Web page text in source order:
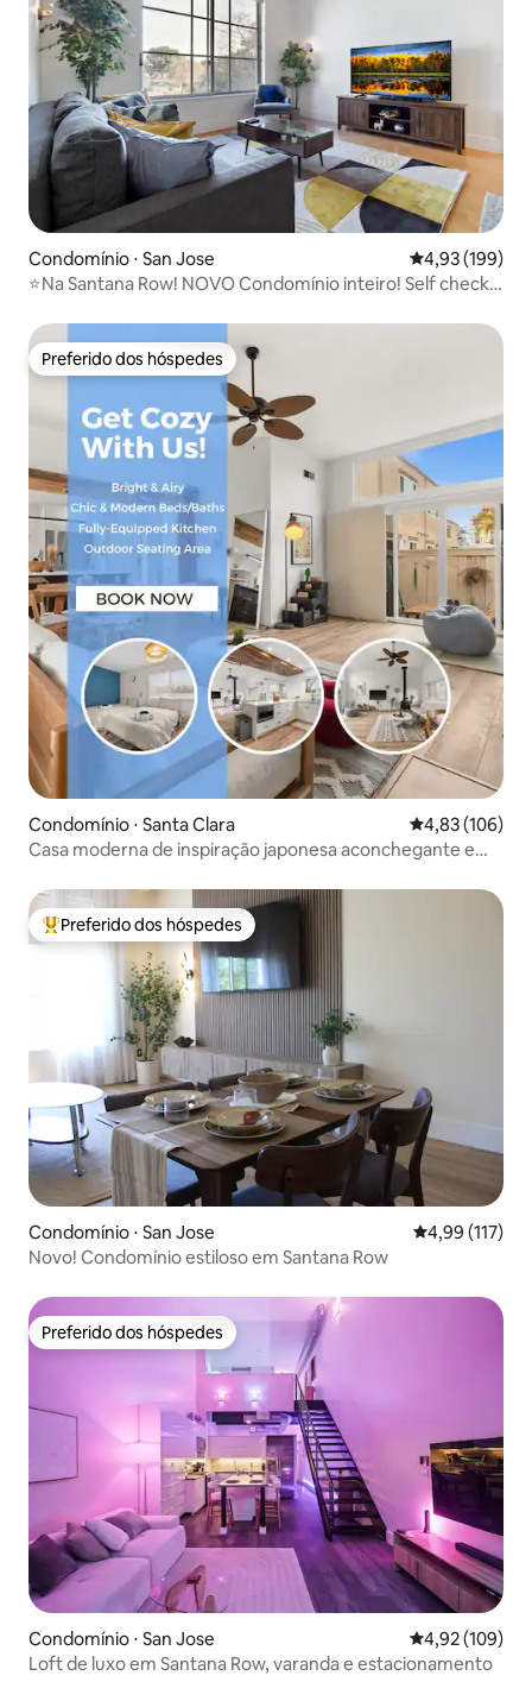
Condomínio ⋅ San Jose 4,93 de uma
4,93 (199)
⭐️Na Santana Row! NOVO Condomínio inteiro! Self check-
Preferido dos hóspedes
Preferido dos hóspedes
Condomínio ⋅ Santa Clara 4,83 de uma
4,83 (106)
Casa moderna de inspiração japonesa aconchegante e
Entre os melhores preferidos dos hóspedes
Preferido dos hóspedes
Condomínio ⋅ San Jose 4,99 de uma
4,99 (117)
Novo! Condomínio estiloso em Santana Row
Preferido dos hóspedes
Preferido dos hóspedes
Condomínio ⋅ San Jose 4,92 de uma
4,92 (109)
Loft de luxo em Santana Row, varanda e estacionamento